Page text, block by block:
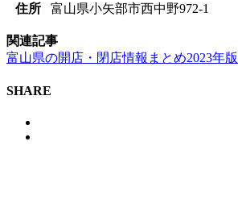
住所
富山県小矢部市西中野972-1
関連記事
富山県の開店・閉店情報まとめ2023年版
SHARE